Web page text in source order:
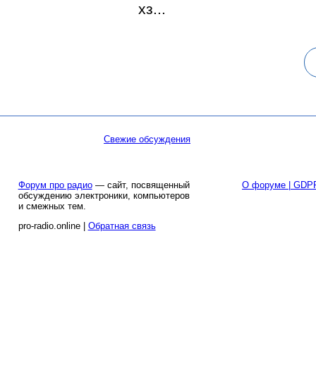
хз...
Свежие обсуждения
Форум про радио— сайт, посвященный
обсуждению электроники, компьютеров
и смежных тем.
pro-radio.online | Обратная связь
О форуме |